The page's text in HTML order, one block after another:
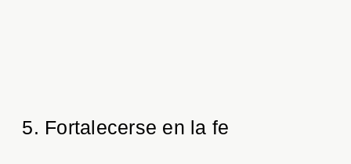
5. Fortalecerse en la fe